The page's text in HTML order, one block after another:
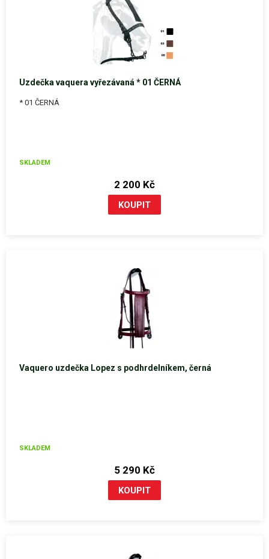
Uzdečka vaquera vyřezávaná * 01 ČERNÁ
* 01 ČERNÁ
SKLADEM
2 200 Kč
Vaquero uzdečka Lopez s podhrdelníkem, černá
SKLADEM
5 290 Kč